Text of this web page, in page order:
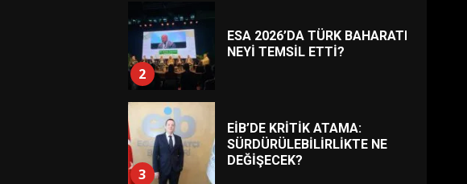
2
ESA 2026’DA TÜRK BAHARATI
NEYİ TEMSİL ETTİ?
3
EİB’DE KRİTİK ATAMA:
SÜRDÜRÜLEBİLİRLİKTE NE
DEĞİŞECEK?